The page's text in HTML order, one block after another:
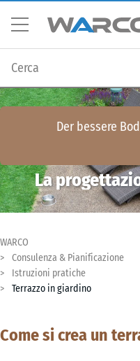
Der bessere
La
WARCO
Consulenza & Pianificazione
Istruzioni pratiche
Terrazzo in giardino
Come si crea un